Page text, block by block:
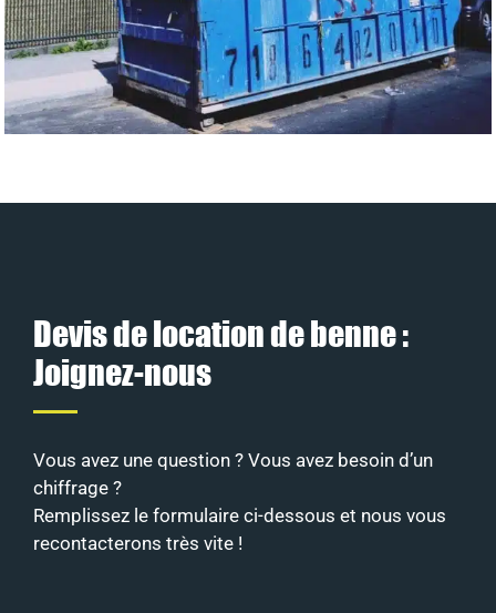
Devis de location de benne :
Joignez-nous
Vous avez une question ? Vous avez besoin d’un
chiffrage ?
Remplissez le formulaire ci-dessous et nous vous
recontacterons très vite !